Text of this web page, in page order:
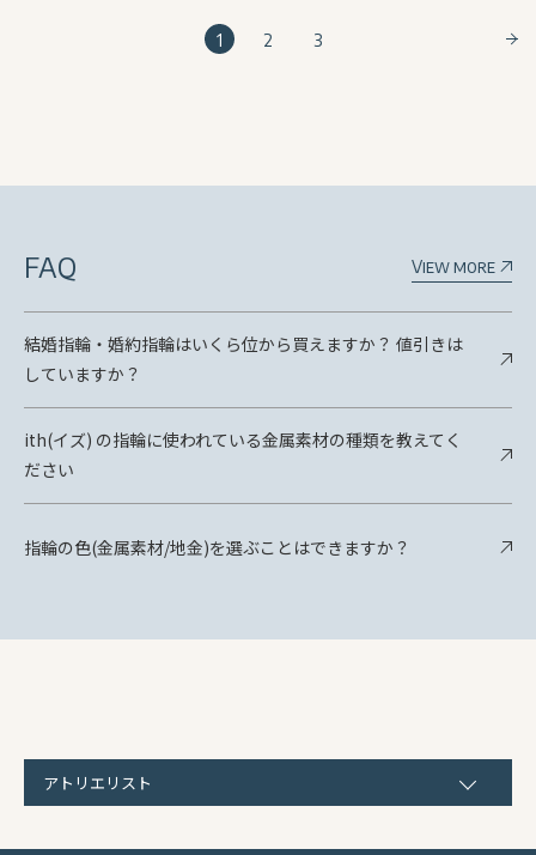
1 2 3
FAQ View more
結婚指輪・婚約指輪はいくら位から買えますか？ 値引きは
していますか？
ith(イズ) の指輪に使われている金属素材の種類を教えてく
ださい
指輪の色(金属素材/地金)を選ぶことはできますか？
アトリエリスト